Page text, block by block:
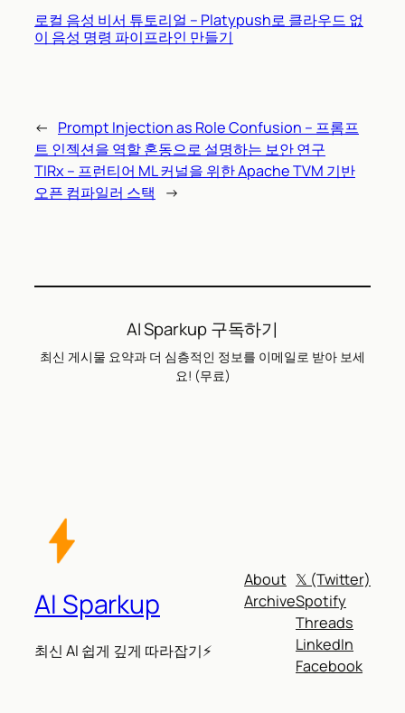
로컬 음성 비서 튜토리얼 – Platypush로 클라우드 없
이 음성 명령 파이프라인 만들기
← Prompt Injection as Role Confusion – 프롬프
트 인젝션을 역할 혼동으로 설명하는 보안 연구
TIRx – 프런티어 ML 커널을 위한 Apache TVM 기반
오픈 컴파일러 스택
→
AI Sparkup 구독하기
최신 게시물 요약과 더 심층적인 정보를 이메일로 받아 보세
요! (무료)
AI Sparkup
최신 AI 쉽게 깊게 따라잡기⚡
About
Archive
𝕏 (Twitter)
Spotify
Threads
LinkedIn
Facebook